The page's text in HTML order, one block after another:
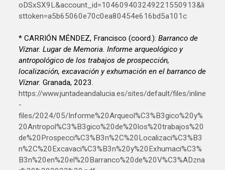
oDSxSX9L&account_id=104609403249221550913&li
sttoken=a5b65060e70c0ea80454e616bd5a101c
* CARRIÓN MÉNDEZ, Francisco (coord.):Barranco de
Víznar. Lugar de Memoria. Informe arqueológico y
antropológico de los trabajos de prospección,
localización, excavación y exhumación en el barranco de
Víznar. Granada, 2023.
https://www.juntadeandalucia.es/sites/default/files/inline
-
files/2024/05/Informe%20Arqueol%C3%B3gico%20y%
20Antropol%C3%B3gico%20de%20los%20trabajos%20
de%20Prospecci%C3%B3n%2C%20Localizaci%C3%B3
n%2C%20Excavaci%C3%B3n%20y%20Exhumaci%C3%
B3n%20en%20el%20Barranco%20de%20V%C3%ADzna